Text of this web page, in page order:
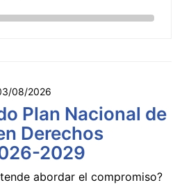
08/2026
Plan Nacional de
Derechos
2029
abordar el compromiso?